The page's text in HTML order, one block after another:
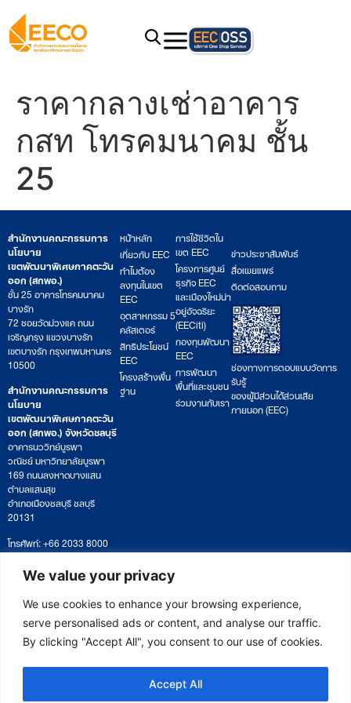
We value your privacy
We use cookies to enhance your browsing experience,
serve personalised ads or content, and analyse our traffic.
By clicking "Accept All", you consent to our use of cookies.
Accept All
ราคากลางเช่าอาคาร
กสท โทรคมนาคม ชั้น
25
สำนักงานคณะกรรมการ
นโยบาย
เขตพัฒนาพิเศษภาคตะวัน
ออก (สกพอ.)
ชั้น 25 อาคารโทรคมนาคม
บางรัก
72 ซอยวัดม่วงแค ถนน
เจริญกรุง แขวงบางรัก
เขตบางรัก กรุงเทพมหานคร
10500
สำนักงานคณะกรรมการ
นโยบาย
เขตพัฒนาพิเศษภาคตะวัน
ออก (สกพอ.) จังหวัดชลบุรี
อาคารนววิทย์บูรพา
วณิชย์ มหาวิทยาลัยบูรพา
169 ถนนลงหาดบางแสน
ตำบลแสนสุข
อำเภอเมืองชลบุรี ชลบุรี
20131
โทรศัพท์: +66 2033 8000
เวลาทำการ: จันทร์ – ศุกร์
09:00 – 17:00 น.
ติดตามหนังสือหรือยื่นเอกสาร
saraban@eeco.or.th
หน้าหลัก
เกี่ยวกับ EEC
ทำไมต้อง
ลงทุนในเขต
EEC
อุตสาหกรรม 5
คลัสเตอร์
สิทธิประโยชน์
EEC
โครงสร้างพื้น
ฐาน
การใช้ชีวิตใน
เขต EEC
โครงการศูนย์
ธุรกิจ EEC
และเมืองใหม่น่า
อยู่อัจฉริยะ
(EECiti)
กองทุนพัฒนา
EEC
การพัฒนา
พื้นที่และชุมชน
ร่วมงานกับเรา
ข่าวประชาสัมพันธ์
สื่อเผยแพร่
ติดต่อสอบถาม
ช่องทางการตอบแบบวัดการ
รับรู้
ของผู้มีส่วนได้ส่วนเสีย
ภายนอก (EEC)
Copyright © 2025 Eastern Economic Corridor Office (EECO)